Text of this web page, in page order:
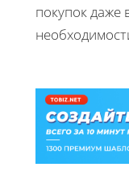
покупок даже